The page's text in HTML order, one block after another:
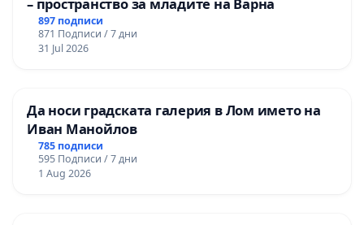
– пространство за младите на Варна
897 подписи
871 Подписи / 7 дни
31 Jul 2026
Да носи градската галерия в Лом името на
Иван Манойлов
785 подписи
595 Подписи / 7 дни
1 Aug 2026